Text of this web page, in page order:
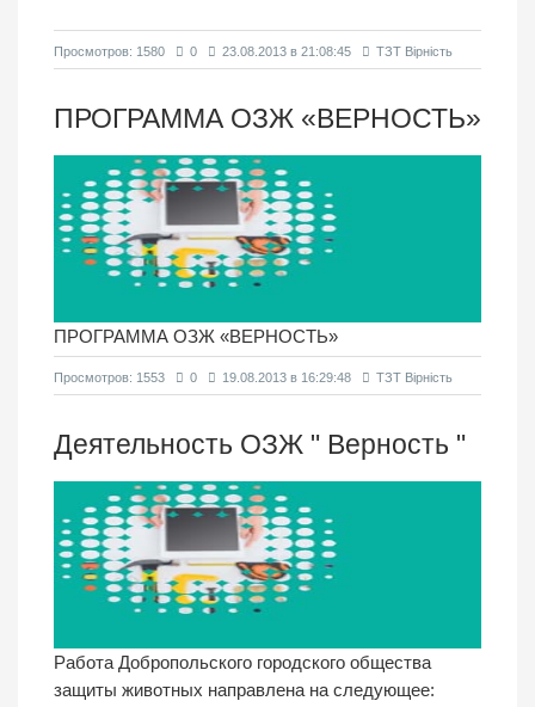
Просмотров: 1580 0 23.08.2013 в 21:08:45 ТЗТ Вірність
ПРОГРАММА ОЗЖ «ВЕРНОСТЬ»
ПРОГРАММА ОЗЖ «ВЕРНОСТЬ»
Просмотров: 1553 0 19.08.2013 в 16:29:48 ТЗТ Вірність
Деятельность ОЗЖ " Верность "
Работа Добропольского городского общества
защиты животных направлена на следующее: